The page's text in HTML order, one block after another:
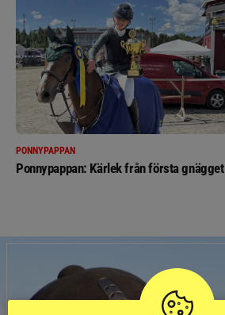
PONNYPAPPAN
Ponnypappan: Kärlek från första gnägget